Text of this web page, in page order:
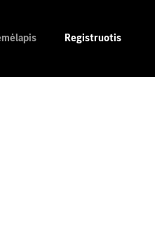
Registruotis